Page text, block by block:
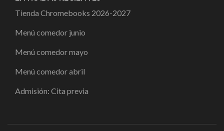
Tienda Chromebooks 2026-2027
Menú comedor junio
Menú comedor mayo
Menú comedor abril
Admisión: Cita previa